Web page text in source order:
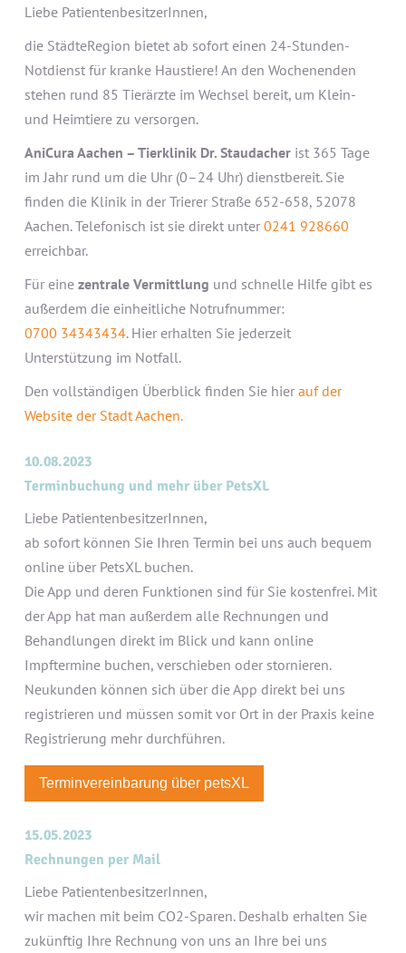
Liebe PatientenbesitzerInnen,
die StädteRegion bietet ab sofort einen 24-Stunden-
Notdienst für kranke Haustiere! An den Wochenenden
stehen rund 85 Tierärzte im Wechsel bereit, um Klein-
und Heimtiere zu versorgen.
AniCura Aachen – Tierklinik Dr. Staudacher ist 365 Tage
im Jahr rund um die Uhr (0–24 Uhr) dienstbereit. Sie
finden die Klinik in der Trierer Straße 652-658, 52078
Aachen. Telefonisch ist sie direkt unter 0241 928660
erreichbar.
Für eine zentrale Vermittlung und schnelle Hilfe gibt es
außerdem die einheitliche Notrufnummer:
0700 34343434. Hier erhalten Sie jederzeit
Unterstützung im Notfall.
Den vollständigen Überblick finden Sie hier auf der
Website der Stadt Aachen.
10.08.2023
Terminbuchung und mehr über PetsXL
Liebe PatientenbesitzerInnen,
ab sofort können Sie Ihren Termin bei uns auch bequem
online über PetsXL buchen.
Die App und deren Funktionen sind für Sie kostenfrei. Mit
der App hat man außerdem alle Rechnungen und
Behandlungen direkt im Blick und kann online
Impftermine buchen, verschieben oder stornieren.
Neukunden können sich über die App direkt bei uns
registrieren und müssen somit vor Ort in der Praxis keine
Registrierung mehr durchführen.
Terminvereinbarung über petsXL
15.05.2023
Rechnungen per Mail
Liebe PatientenbesitzerInnen,
wir machen mit beim CO2-Sparen. Deshalb erhalten Sie
zukünftig Ihre Rechnung von uns an Ihre bei uns